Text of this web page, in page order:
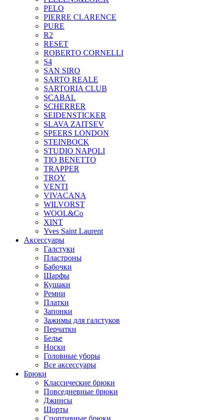
PELO
PIERRE CLARENCE
PURE
R2
RESET
ROBERTO CORNELLI
S4
SAN SIRO
SARTO REALE
SARTORIA CLUB
SCABAL
SCHERRER
SEIDENSTICKER
SLAVA ZAITSEV
SPEERS LONDON
STEINBOCK
STUDIO NAPOLI
TIO BENETTO
TRAPPER
TROY
VENTI
VIVACANA
WILVORST
WOOL&Co
XINT
Yves Saint Laurent
Аксессуары
Галстуки
Пластроны
Бабочки
Шарфы
Кушаки
Ремни
Платки
Запонки
Зажимы для галстуков
Перчатки
Белье
Носки
Головные уборы
Все аксессуары
Брюки
Классические брюки
Повседневные брюки
Джинсы
Шорты
Спортивные брюки